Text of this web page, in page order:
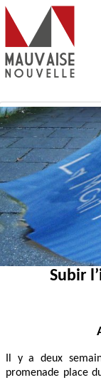
Subir
Il y a deux
promenade place